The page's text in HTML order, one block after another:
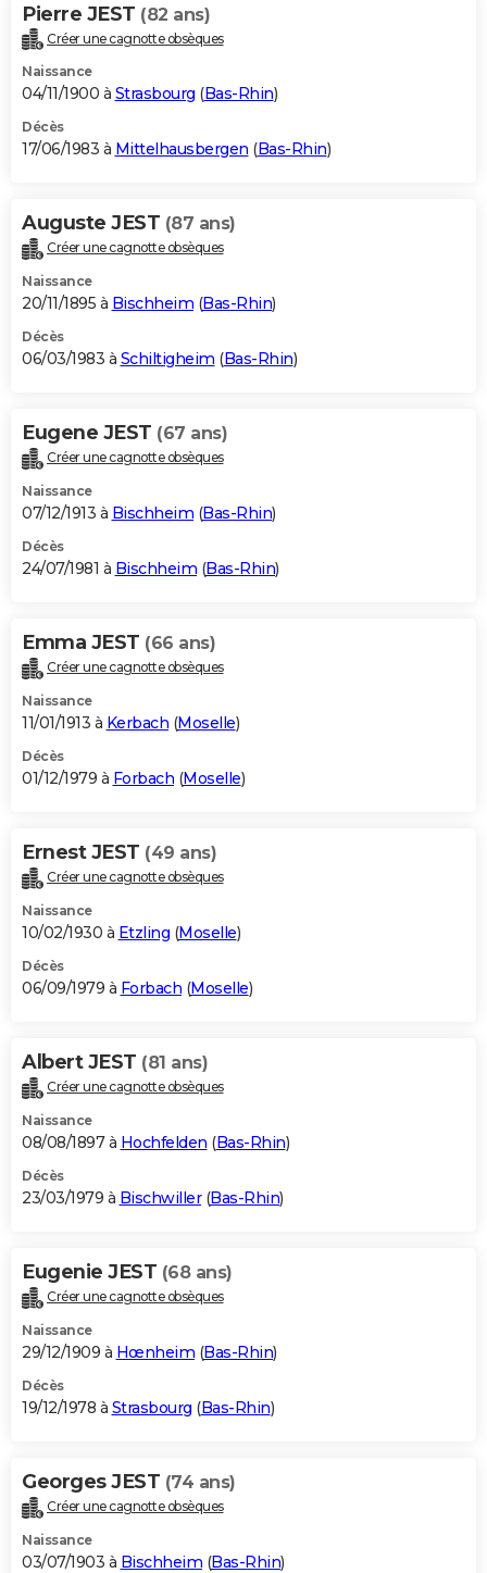
Pierre JEST (82 ans)
Créer une cagnotte obsèques
Naissance
04/11/1900 à Strasbourg (Bas-Rhin)
Décès
17/06/1983 à Mittelhausbergen (Bas-Rhin)
Auguste JEST (87 ans)
Créer une cagnotte obsèques
Naissance
20/11/1895 à Bischheim (Bas-Rhin)
Décès
06/03/1983 à Schiltigheim (Bas-Rhin)
Eugene JEST (67 ans)
Créer une cagnotte obsèques
Naissance
07/12/1913 à Bischheim (Bas-Rhin)
Décès
24/07/1981 à Bischheim (Bas-Rhin)
Emma JEST (66 ans)
Créer une cagnotte obsèques
Naissance
11/01/1913 à Kerbach (Moselle)
Décès
01/12/1979 à Forbach (Moselle)
Ernest JEST (49 ans)
Créer une cagnotte obsèques
Naissance
10/02/1930 à Etzling (Moselle)
Décès
06/09/1979 à Forbach (Moselle)
Albert JEST (81 ans)
Créer une cagnotte obsèques
Naissance
08/08/1897 à Hochfelden (Bas-Rhin)
Décès
23/03/1979 à Bischwiller(Bas-Rhin)
Eugenie JEST (68 ans)
Créer une cagnotte obsèques
Naissance
29/12/1909 à Hœnheim (Bas-Rhin)
Décès
19/12/1978 à Strasbourg (Bas-Rhin)
Georges JEST (74 ans)
Créer une cagnotte obsèques
Naissance
03/07/1903 à Bischheim (Bas-Rhin)